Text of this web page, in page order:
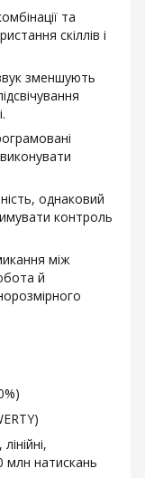
та
скіллів і
зменшують
однаковий
контроль
між
й
млн натискань